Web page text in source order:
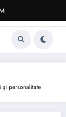
și personalitate